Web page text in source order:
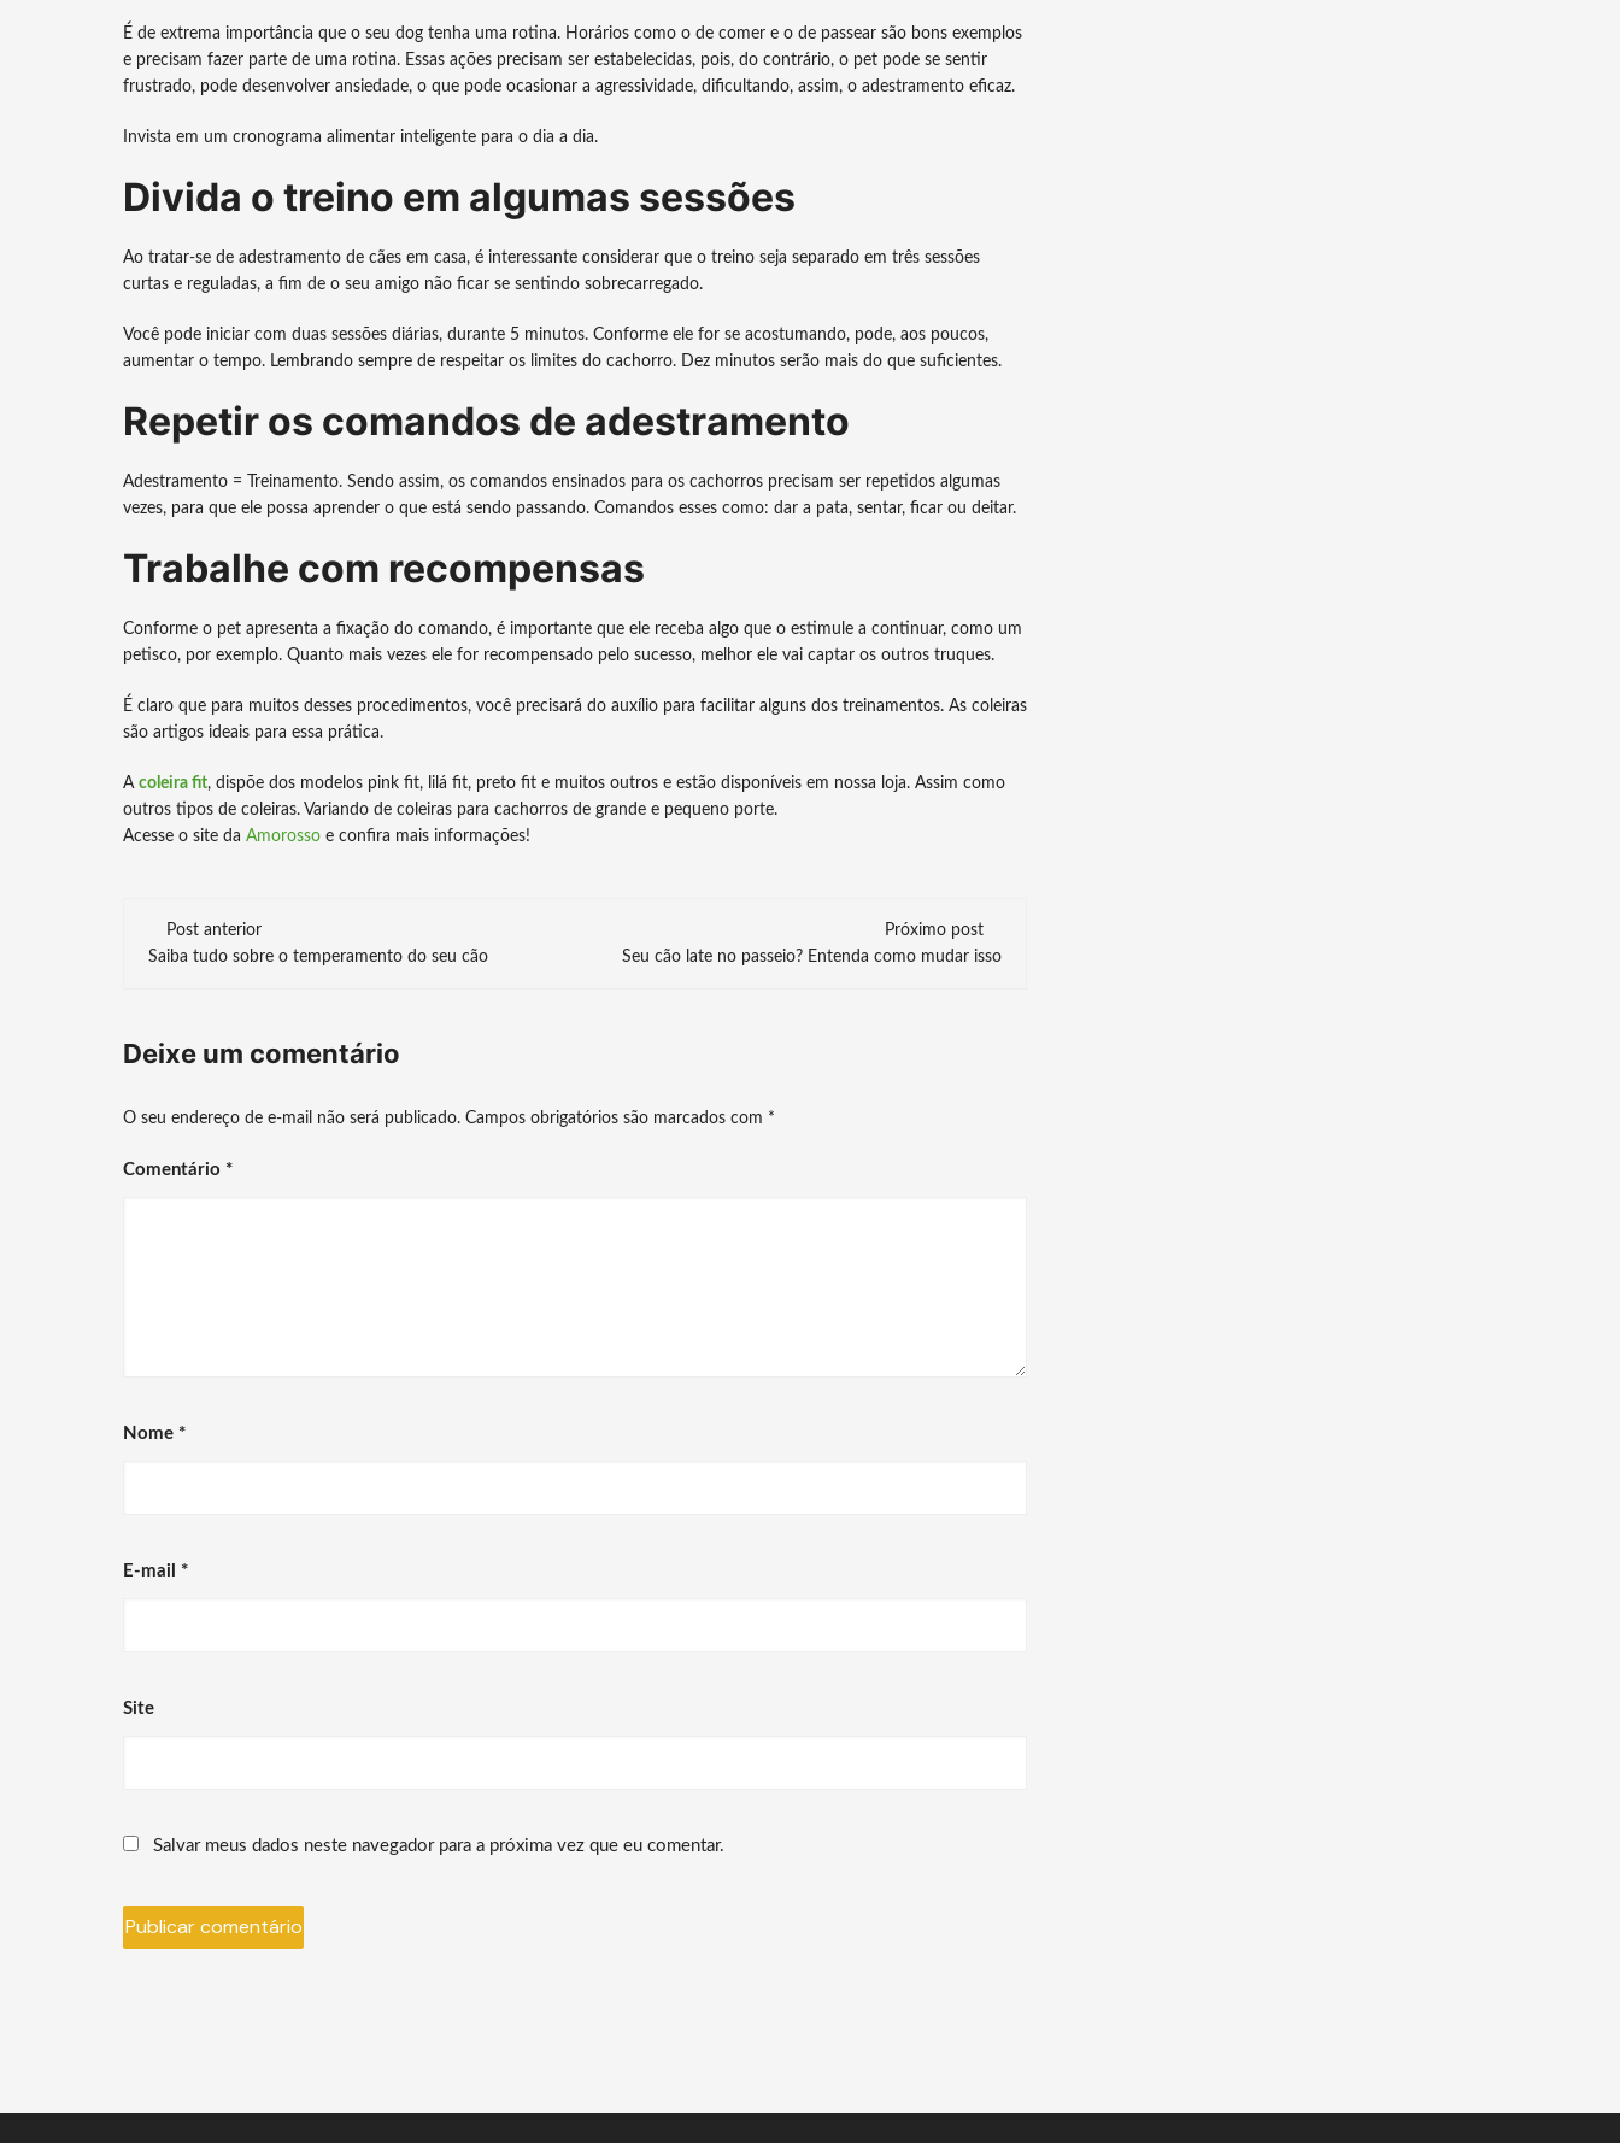
É de extrema importância que o seu dog tenha uma rotina. Horários como o de comer e o de passear são bons exemplos
e precisam fazer parte de uma rotina. Essas ações precisam ser estabelecidas, pois, do contrário, o pet pode se sentir
frustrado, pode desenvolver ansiedade, o que pode ocasionar a agressividade, dificultando, assim, o adestramento eficaz.
Invista em um cronograma alimentar inteligente para o dia a dia.
Divida o treino em algumas sessões
Ao tratar-se de adestramento de cães em casa, é interessante considerar que o treino seja separado em três sessões
curtas e reguladas, a fim de o seu amigo não ficar se sentindo sobrecarregado.
Você pode iniciar com duas sessões diárias, durante 5 minutos. Conforme ele for se acostumando, pode, aos poucos,
aumentar o tempo. Lembrando sempre de respeitar os limites do cachorro. Dez minutos serão mais do que suficientes.
Repetir os comandos de adestramento
Adestramento = Treinamento. Sendo assim, os comandos ensinados para os cachorros precisam ser repetidos algumas
vezes, para que ele possa aprender o que está sendo passando. Comandos esses como: dar a pata, sentar, ficar ou deitar.
Trabalhe com recompensas
Conforme o pet apresenta a fixação do comando, é importante que ele receba algo que o estimule a continuar, como um
petisco, por exemplo. Quanto mais vezes ele for recompensado pelo sucesso, melhor ele vai captar os outros truques.
É claro que para muitos desses procedimentos, você precisará do auxílio para facilitar alguns dos treinamentos. As coleiras
são artigos ideais para essa prática.
A coleira fit, dispõe dos modelos pink fit, lilá fit, preto fit e muitos outros e estão disponíveis em nossa loja. Assim como
outros tipos de coleiras. Variando de coleiras para cachorros de grande e pequeno porte.
Acesse o site da Amorosso e confira mais informações!
Navegação
de
post
Post anterior
Saiba tudo sobre o temperamento do seu cão
Próximo post
Seu cão late no passeio? Entenda como mudar isso
Deixe um comentário
O seu endereço de e-mail não será publicado. Campos obrigatórios são marcados com *
Comentário *
Nome *
E-mail *
Site
Salvar meus dados neste navegador para a próxima vez que eu comentar.